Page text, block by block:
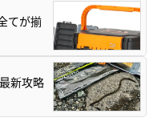
てが揃
新攻略